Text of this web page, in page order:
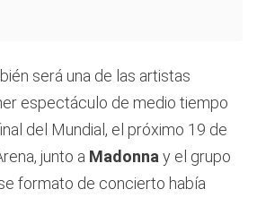
será una de las artistas
espectáculo de medio tiempo
del Mundial, el próximo 19 de
junto a Madonnay el grupo
formato de concierto había